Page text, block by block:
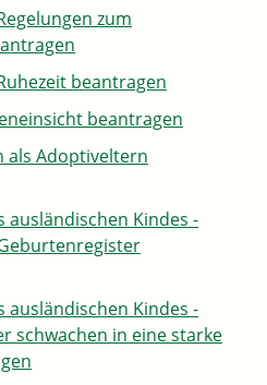
zum
beantragen
beantragen
als Adoptiveltern
ausländischen Kindes -
ausländischen Kindes -
schwachen in eine starke